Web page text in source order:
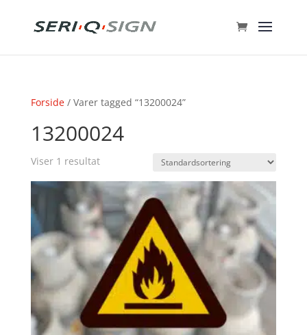
Forside/ Varer tagged “13200024”
13200024
Viser 1 resultat